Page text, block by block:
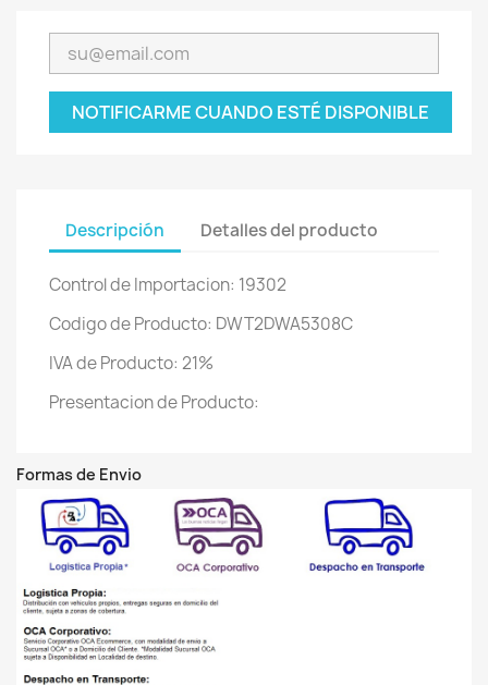
NOTIFICARME CUANDO ESTÉ DISPONIBLE
Descripción Detalles del producto
Control de Importacion: 19302
Codigo de Producto: DWT2DWA5308C
IVA de Producto: 21%
Presentacion de Producto:
Formas de Envio